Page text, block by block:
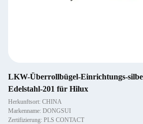
LKW-Überrollbügel-Einrichtungs-
Edelstahl-201 für Hilux
Herkunftsort: CHINA
Markenname: DONGSUI
Zertifizierung: PLS CONTACT